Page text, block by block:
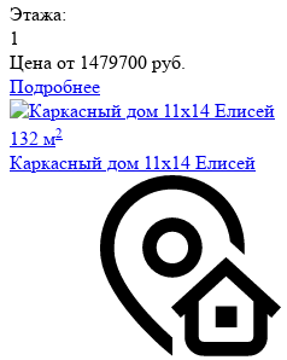
Этажа:
1
Цена от 1479700 руб.
Подробнее
132 м2
Каркасный дом 11х14 Елисей